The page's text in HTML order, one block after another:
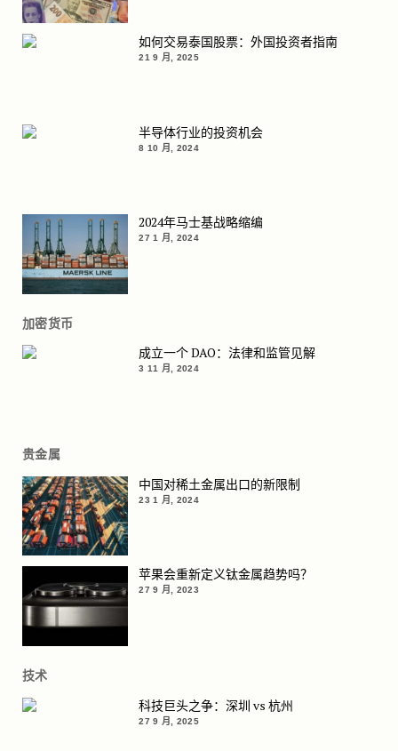
如何交易泰国股票：外国投资者指南
21 9 月, 2025
半导体行业的投资机会
8 10 月, 2024
2024年马士基战略缩编
27 1 月, 2024
加密货币
成立一个 DAO：法律和监管见解
3 11 月, 2024
贵金属
中国对稀土金属出口的新限制
23 1 月, 2024
苹果会重新定义钛金属趋势吗？
27 9 月, 2023
技术
科技巨头之争：深圳 vs 杭州
27 9 月, 2025